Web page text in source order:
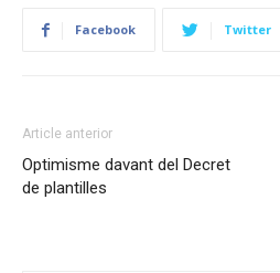
Facebook Twitter
Article anterior
Optimisme davant del Decret
de plantilles